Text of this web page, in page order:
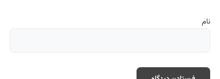
نام